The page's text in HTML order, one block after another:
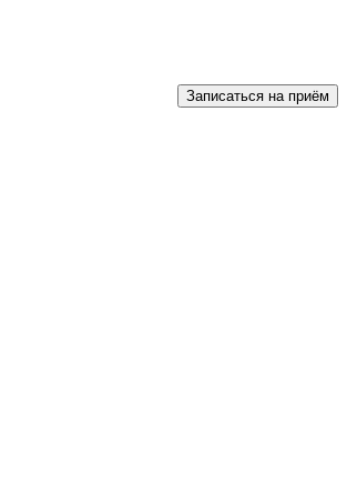
Записаться на приём